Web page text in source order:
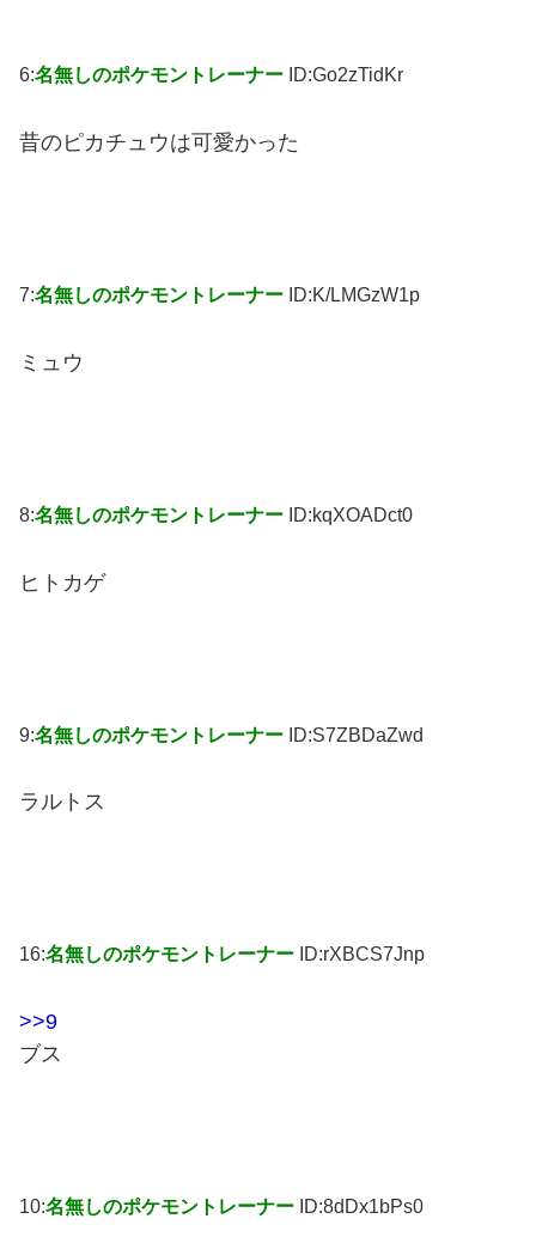
6:名無しのポケモントレーナー ID:Go2zTidKr
昔のピカチュウは可愛かった
7:名無しのポケモントレーナー ID:K/LMGzW1p
ミュウ
8:名無しのポケモントレーナー ID:kqXOADct0
ヒトカゲ
9:名無しのポケモントレーナー ID:S7ZBDaZwd
ラルトス
16:名無しのポケモントレーナー ID:rXBCS7Jnp
>>9
ブス
10:名無しのポケモントレーナー ID:8dDx1bPs0